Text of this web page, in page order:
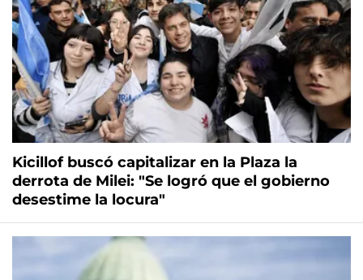
Kicillof buscó capitalizar en la Plaza la
derrota de Milei: "Se logró que el gobierno
desestime la locura"